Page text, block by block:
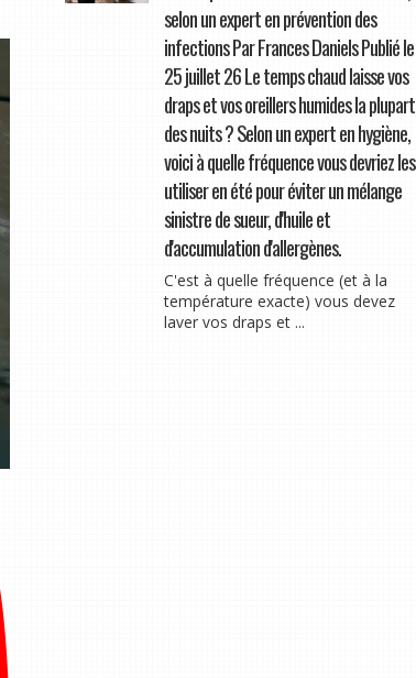
selon un expert en prévention des
infections Par Frances Daniels Publié le
25 juillet 26 Le temps chaud laisse vos
draps et vos oreillers humides la plupart
des nuits ? Selon un expert en hygiène,
voici à quelle fréquence vous devriez les
utiliser en été pour éviter un mélange
sinistre de sueur, d'huile et
d'accumulation d'allergènes.
C'est à quelle fréquence (et à la
température exacte) vous devez
laver vos draps et ...